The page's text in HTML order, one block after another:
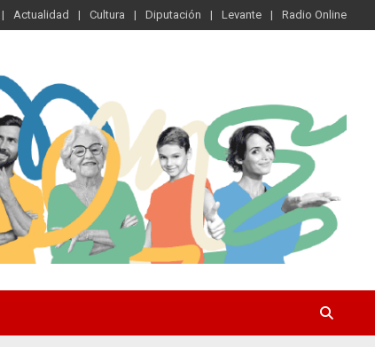
Actualidad Cultura Diputación Levante Radio Online